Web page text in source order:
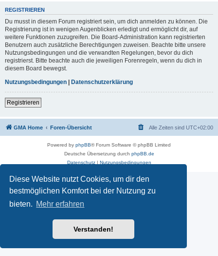
Diese Website nutzt Cookies, um dir den
bestmöglichen Komfort bei der Nutzung zu
bieten. Mehr erfahren
Verstanden!
REGISTRIEREN
Du musst in diesem Forum registriert sein, um dich anmelden zu können. Die
Registrierung ist in wenigen Augenblicken erledigt und ermöglicht dir, auf
weitere Funktionen zuzugreifen. Die Board-Administration kann registrierten
Benutzern auch zusätzliche Berechtigungen zuweisen. Beachte bitte unsere
Nutzungsbedingungen und die verwandten Regelungen, bevor du dich
registrierst. Bitte beachte auch die jeweiligen Forenregeln, wenn du dich in
diesem Board bewegst.
Nutzungsbedingungen | Datenschutzerklärung
Registrieren
GMA Home Foren-Übersicht Alle Zeiten sind UTC+02:00
Powered by phpBB® Forum Software © phpBB Limited
Deutsche Übersetzung durch phpBB.de
Datenschutz| Nutzungsbedingungen